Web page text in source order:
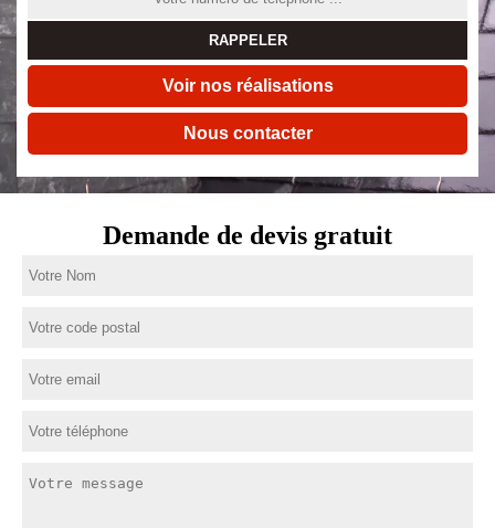
Voir nos réalisations
Nous contacter
Demande de devis gratuit